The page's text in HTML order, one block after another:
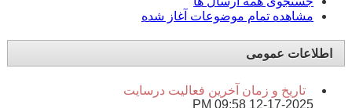
مشاهده تمام موضوعات آغاز شده
اطلاعات عمومی
تاریخ و زمان آخرین فعالیت درسایت
12-17-2025
09:58 PM